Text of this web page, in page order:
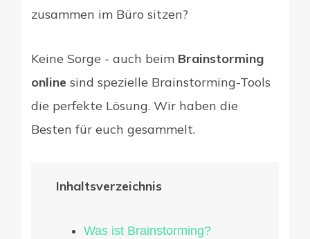
zusammen im Büro sitzen?
Keine Sorge - auch beim Brainstorming
online sind spezielle Brainstorming-Tools
die perfekte Lösung. Wir haben die
Besten für euch gesammelt.
Inhaltsverzeichnis
Was ist Brainstorming?